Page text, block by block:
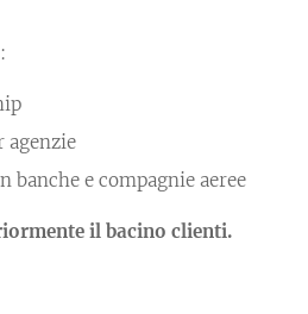
agenzie
banche e compagnie aeree
il bacino clienti.